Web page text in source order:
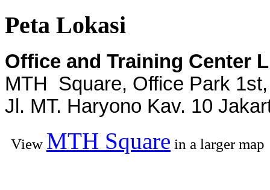
Peta Lokasi
Office and Training Center
MTH Square, Office Park
Jl. MT. Haryono Kav. 10
View MTH Square in a larger map